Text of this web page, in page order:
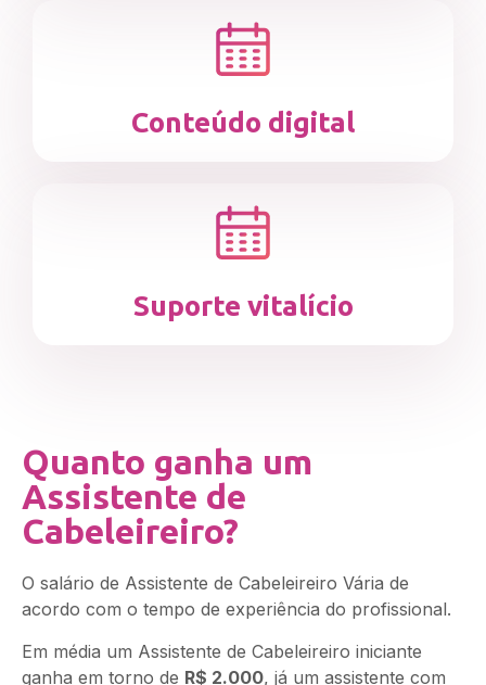
Conteúdo digital
Suporte vitalício
Quanto ganha um
Assistente de
Cabeleireiro?
O salário de Assistente de Cabeleireiro Vária de
acordo com o tempo de experiência do profissional.
Em média um Assistente de Cabeleireiro iniciante
ganha em torno de R$ 2.000, já um assistente com